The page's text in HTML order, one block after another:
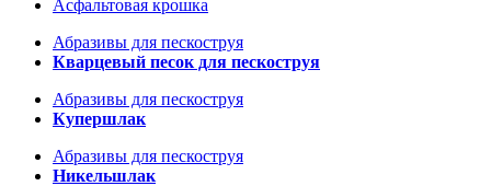
Асфальтовая крошка
Абразивы для пескоструя
Кварцевый песок для пескоструя
Абразивы для пескоструя
Купершлак
Абразивы для пескоструя
Никельшлак